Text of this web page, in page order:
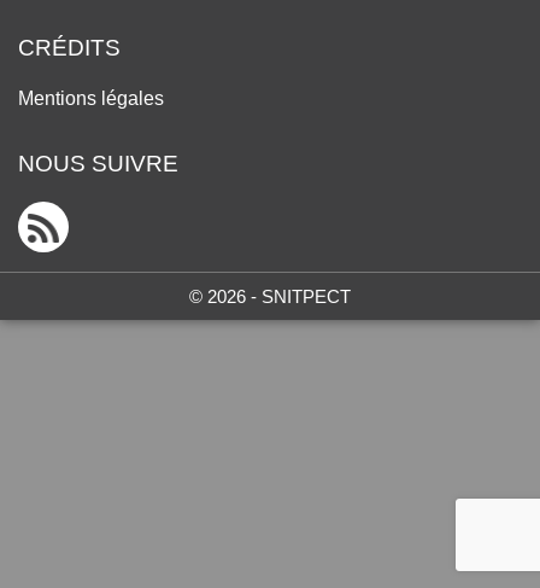
CRÉDITS
Mentions légales
NOUS SUIVRE
© 2026 - SNITPECT